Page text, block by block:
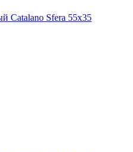
Catalano Sfera 55x35